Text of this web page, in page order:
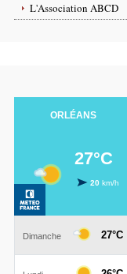
L'Association ABCD